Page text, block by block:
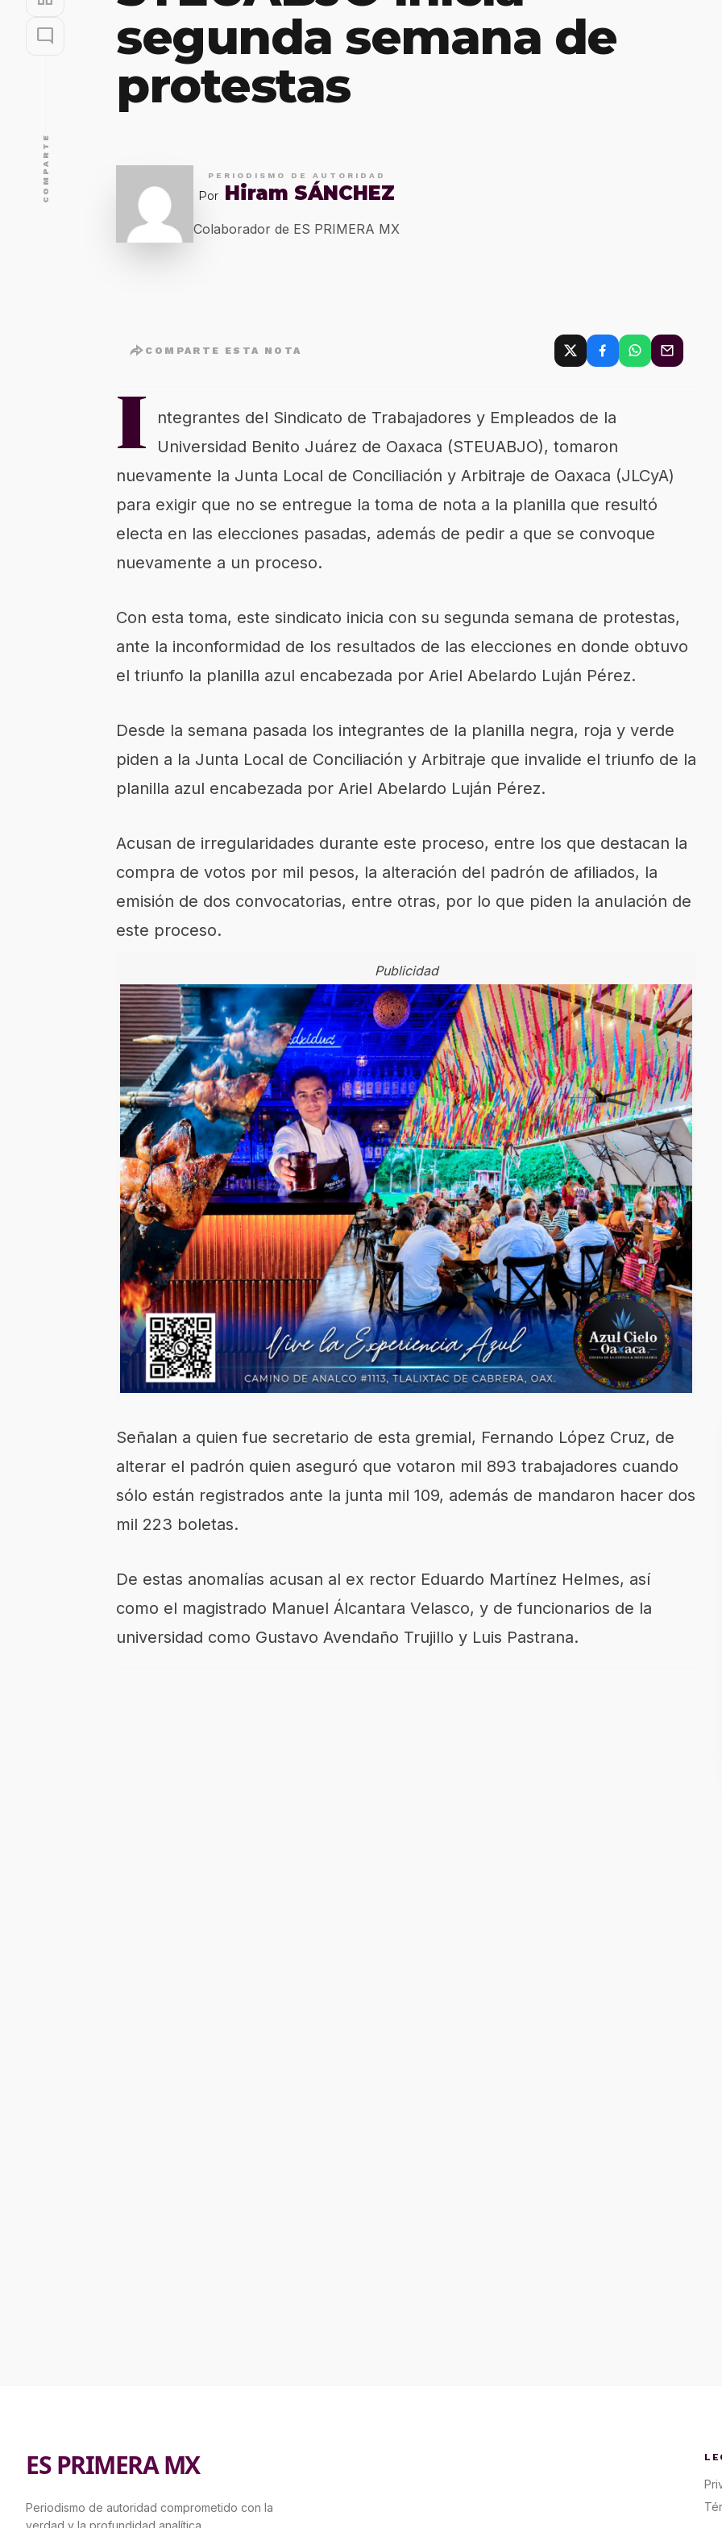
mode_comment
COMPARTE
segunda semana de
protestas
PERIODISMO DE AUTORIDAD
Por Hiram SÁNCHEZ
Colaborador de ES PRIMERA MX
COMPARTE ESTA NOTA
I
ntegrantes del Sindicato de Trabajadores y Empleados de la
Universidad Benito Juárez de Oaxaca (STEUABJO), tomaron
nuevamente la Junta Local de Conciliación y Arbitraje de Oaxaca (JLCyA)
para exigir que no se entregue la toma de nota a la planilla que resultó
electa en las elecciones pasadas, además de pedir a que se convoque
nuevamente a un proceso.
Con esta toma, este sindicato inicia con su segunda semana de protestas,
ante la inconformidad de los resultados de las elecciones en donde obtuvo
el triunfo la planilla azul encabezada por Ariel Abelardo Luján Pérez.
Desde la semana pasada los integrantes de la planilla negra, roja y verde
piden a la Junta Local de Conciliación y Arbitraje que invalide el triunfo de la
planilla azul encabezada por Ariel Abelardo Luján Pérez.
Acusan de irregularidades durante este proceso, entre los que destacan la
compra de votos por mil pesos, la alteración del padrón de afiliados, la
emisión de dos convocatorias, entre otras, por lo que piden la anulación de
este proceso.
Publicidad
Señalan a quien fue secretario de esta gremial, Fernando López Cruz, de
alterar el padrón quien aseguró que votaron mil 893 trabajadores cuando
sólo están registrados ante la junta mil 109, además de mandaron hacer dos
mil 223 boletas.
De estas anomalías acusan al ex rector Eduardo Martínez Helmes, así
como el magistrado Manuel Álcantara Velasco, y de funcionarios de la
universidad como Gustavo Avendaño Trujillo y Luis Pastrana.
ES PRIMERA MX
Periodismo de autoridad comprometido con la
verdad y la profundidad analítica.